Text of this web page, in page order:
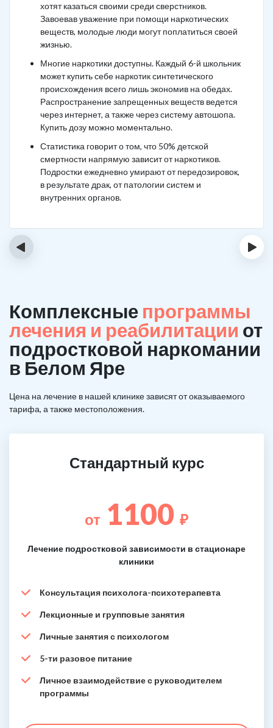
хотят казаться своими среди сверстников.
Завоевав уважение при помощи наркотических
веществ, молодые люди могут поплатиться своей
жизнью.
Многие наркотики доступны. Каждый 6-й школьник
может купить себе наркотик синтетического
происхождения всего лишь экономив на обедах.
Распространение запрещенных веществ ведется
через интернет, а также через систему автошопа.
Купить дозу можно моментально.
Статистика говорит о том, что 50% детской
смертности напрямую зависит от наркотиков.
Подростки ежедневно умирают от передозировок,
в результате драк, от патологии систем и
внутренних органов.
‹ ›
Комплексные программы
лечения и реабилитации от
подростковой наркомании
в Белом Яре
Цена на лечение в нашей клинике зависят от оказываемого
тарифа, а также местоположения.
Стандартный курс
от 1100 ₽
Лечение подростковой зависимости в стационаре
клиники
Консультация психолога-психотерапевта
Лекционные и групповые занятия
Личные занятия с психологом
5-ти разовое питание
Личное взаимодействие с руководителем
программы